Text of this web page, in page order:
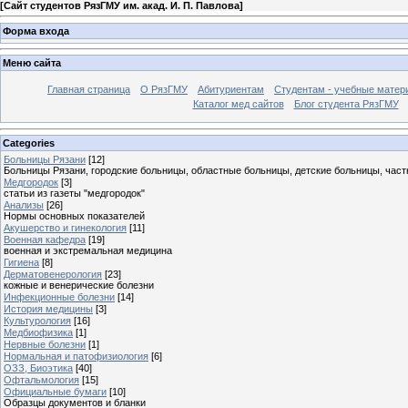
[Сайт студентов РязГМУ им. акад. И. П. Павлова]
Форма входа
Меню сайта
Главная страница О РязГМУ Абитуриентам
Студентам - учебные
Каталог мед сайтов
Блог студента РязГМУ
Categories
Больницы Рязани [12]
Больницы Рязани, городские больницы, областные больницы, детские больницы,
Медгородок [3]
статьи из газеты "медгородок"
Анализы [26]
Нормы основных показателей
Акушерство и гинекология [11]
Военная кафедра [19]
военная и экстремальная медицина
Гигиена [8]
Дерматовенерология [23]
кожные и венерические болезни
Инфекционные болезни [14]
История медицины [3]
Культурология [16]
Медбиофизика [1]
Нервные болезни [1]
Нормальная и патофизиология [6]
ОЗЗ, Биоэтика [40]
Офтальмология [15]
Официальные бумаги [10]
Образцы документов и бланки